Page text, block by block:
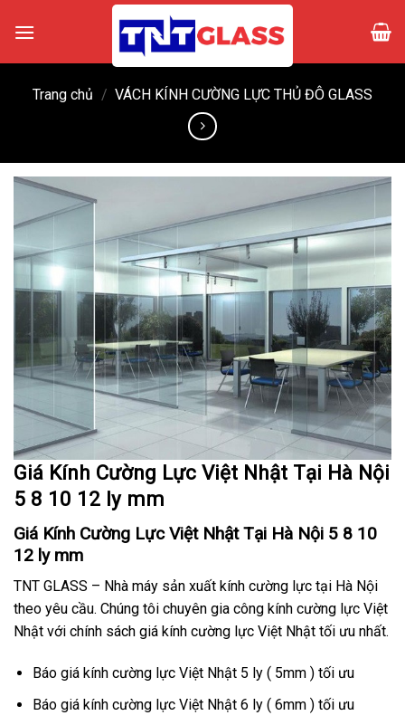
Trang chủ / VÁCH KÍNH CƯỜNG LỰC THỦ ĐÔ GLASS
Giá Kính Cường Lực Việt Nhật Tại Hà Nội
5 8 10 12 ly mm
Giá Kính Cường Lực Việt Nhật Tại Hà Nội 5 8 10
12 ly mm
TNT GLASS – Nhà máy sản xuất kính cường lực tại Hà Nội
theo yêu cầu. Chúng tôi chuyên gia công kính cường lực Việt
Nhật với chính sách giá kính cường lực Việt Nhật tối ưu nhất.
Báo giá kính cường lực Việt Nhật 5 ly ( 5mm ) tối ưu
Báo giá kính cường lực Việt Nhật 6 ly ( 6mm ) tối ưu